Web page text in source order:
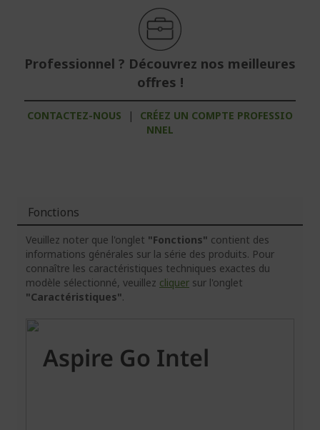
Professionnel ? Découvrez nos meilleures
offres !
CONTACTEZ-NOUS |
CRÉEZ UN COMPTE PROFESSIO
NNEL
Fonctions
Veuillez noter que l'onglet "Fonctions" contient des
informations générales sur la série des produits. Pour
connaître les caractéristiques techniques exactes du
modèle sélectionné, veuillez cliquer sur l'onglet
"Caractéristiques".